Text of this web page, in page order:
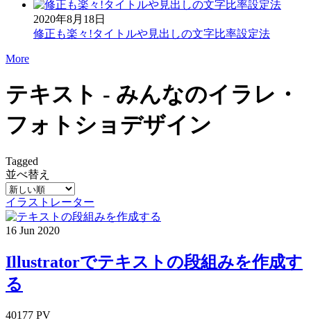
2020年8月18日
修正も楽々!タイトルや見出しの文字比率設定法
More
テキスト - みんなのイラレ・
フォトショデザイン
Tagged
並べ替え
イラストレーター
16 Jun 2020
Illustratorでテキストの段組みを作成す
る
40177 PV